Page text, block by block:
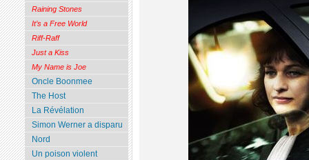
Raining Stones
It’s a Free World
Riff-Raff
Just a Kiss
My Name is Joe
Oncle Boonmee
The Host
La Révélation
Simon Werner a disparu
Nord
Un poison violent